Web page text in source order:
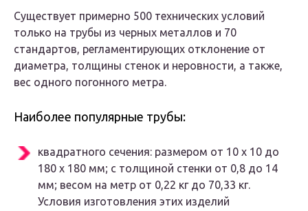
Существует примерно 500 технических условий
только на трубы из черных металлов и 70
стандартов, регламентирующих отклонение от
диаметра, толщины стенок и неровности, а также,
вес одного погонного метра.
Наиболее популярные трубы:
квадратного сечения: размером от 10 х 10 до
180 х 180 мм; с толщиной стенки от 0,8 до 14
мм; весом на метр от 0,22 кг до 70,33 кг.
Условия изготовления этих изделий